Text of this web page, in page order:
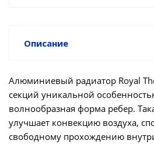
Описание
Алюминиевый радиатор Royal
секций уникальной
волнообразная форма ребер.
улучшает конвекцию воздуха,
свободному прохождению